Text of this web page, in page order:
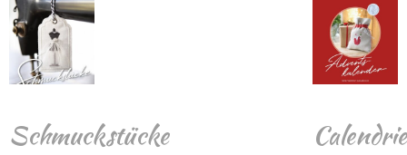
Schmuckstücke